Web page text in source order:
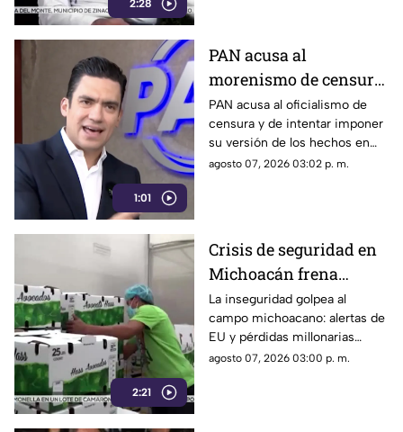
2:28
1:01
PAN acusa al
morenismo de censura
y de imponer narrativa
en el debate público
PAN acusa al oficialismo de
censura y de intentar imponer
su versión de los hechos en
medio del debate político
agosto 07, 2026 03:02 p. m.
2:21
Crisis de seguridad en
Michoacán frena
exportación de
aguacate y deja
pérdidas millonarias
La inseguridad golpea al
campo michoacano: alertas de
EU y pérdidas millonarias
afectan la exportación de
agosto 07, 2026 03:00 p. m.